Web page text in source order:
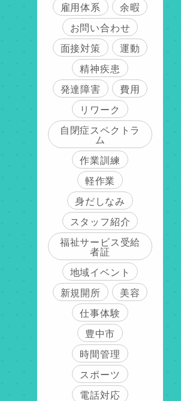
雇用体系
余暇
お問い合わせ
面接対策
運動
精神疾患
発達障害
費用
リワーク
自閉症スペクトラ
ム
作業訓練
軽作業
身だしなみ
スタッフ紹介
福祉サービス受給
者証
地域イベント
新規開所
美容
仕事体験
豊中市
時間管理
スポーツ
電話対応